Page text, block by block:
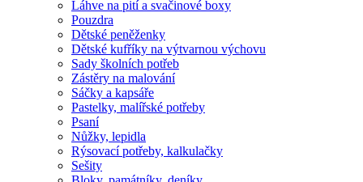
Láhve na pití a svačinové boxy
Pouzdra
Dětské peněženky
Dětské kufříky na výtvarnou výchovu
Sady školních potřeb
Zástěry na malování
Sáčky a kapsáře
Pastelky, malířské potřeby
Psaní
Nůžky, lepidla
Rýsovací potřeby, kalkulačky
Sešity